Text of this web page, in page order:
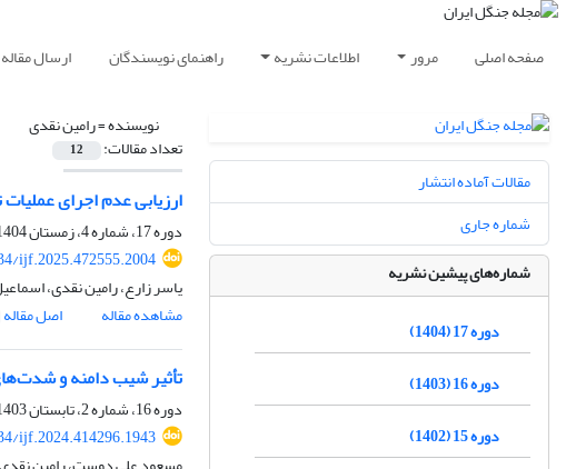
صفحه اصلی مرور اطلاعات نشریه راهنمای نویسندگان ارسال مقاله
نویسنده =رامین نقدی
تعداد مقالات: 12
ارزیابی عدم اجرای
دوره 17، شماره 4، زمستان 1404، صفحه
ijf.2025.472555.2004
یاسر زارع، رامین نقدی،
مشاهده مقاله
اصل مقاله
تأثیر شیب دامنه و
دوره 16، شماره 2، تابستان 1403، صفحه
ijf.2024.414296.1943
مقالات آماده انتشار
شماره جاری
شماره‌های پیشین نشریه
دوره 17 (1404)
دوره 16 (1403)
دوره 15 (1402)